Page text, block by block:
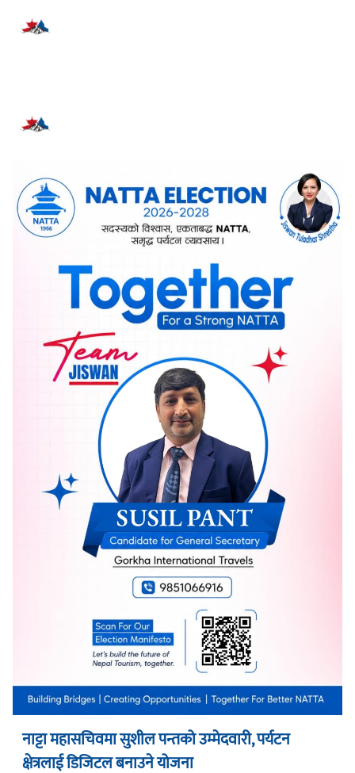
नाट्टा महासचिवमा सुशील पन्तको उम्मेदवारी, पर्यटन
क्षेत्रलाई डिजिटल बनाउने योजना